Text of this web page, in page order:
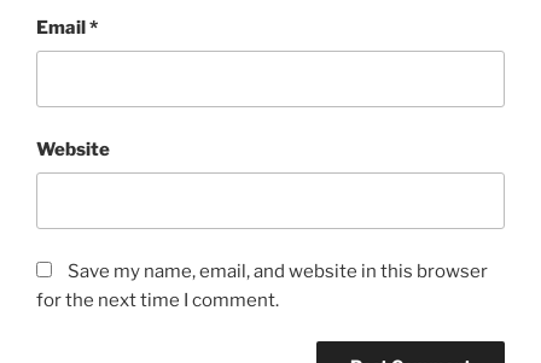
Email*
Website
Save my name, email, and website in this browser
for the next time I comment.